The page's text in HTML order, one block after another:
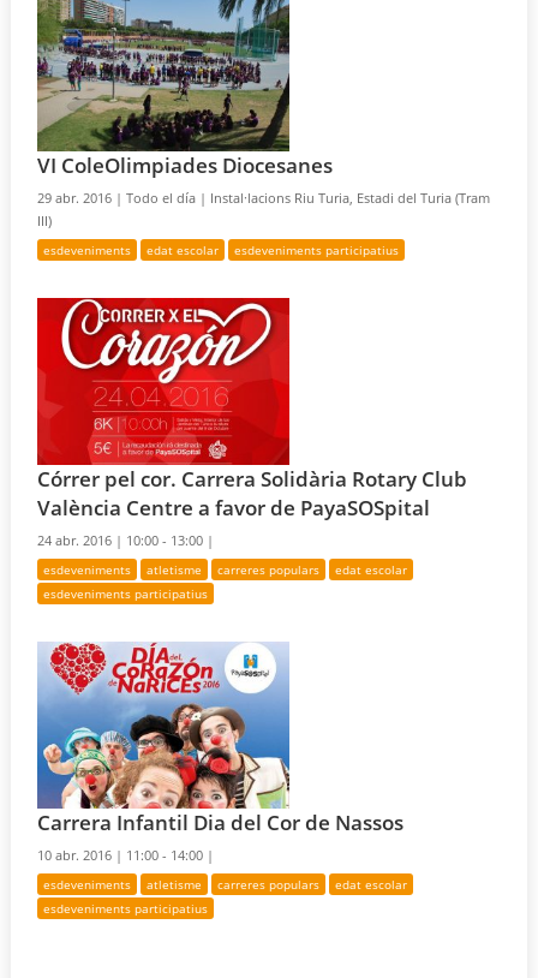
VI ColeOlimpiades Diocesanes
29 abr. 2016 |Todo el día | Instal·lacions Riu Turia, Estadi del Turia (Tram
III)
esdeveniments edat escolar esdeveniments participatius
Córrer pel cor. Carrera Solidària Rotary Club
València Centre a favor de PayaSOSpital
24 abr. 2016 | 10:00 - 13:00 |
esdeveniments atletisme carreres populars
edat escolar
esdeveniments participatius
Carrera Infantil Dia del Cor de Nassos
10 abr. 2016 | 11:00 - 14:00 |
esdeveniments atletisme carreres populars
edat escolar
esdeveniments participatius